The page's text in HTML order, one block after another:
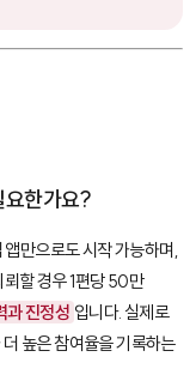
요한가요?
만으로도 시작 가능하며,
할 경우 1편당 50만
과 진정성 입니다. 실제로
높은 참여율을 기록하는